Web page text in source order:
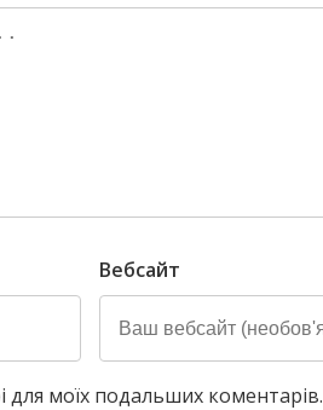
Вебсайт
для моїх подальших коментарів.